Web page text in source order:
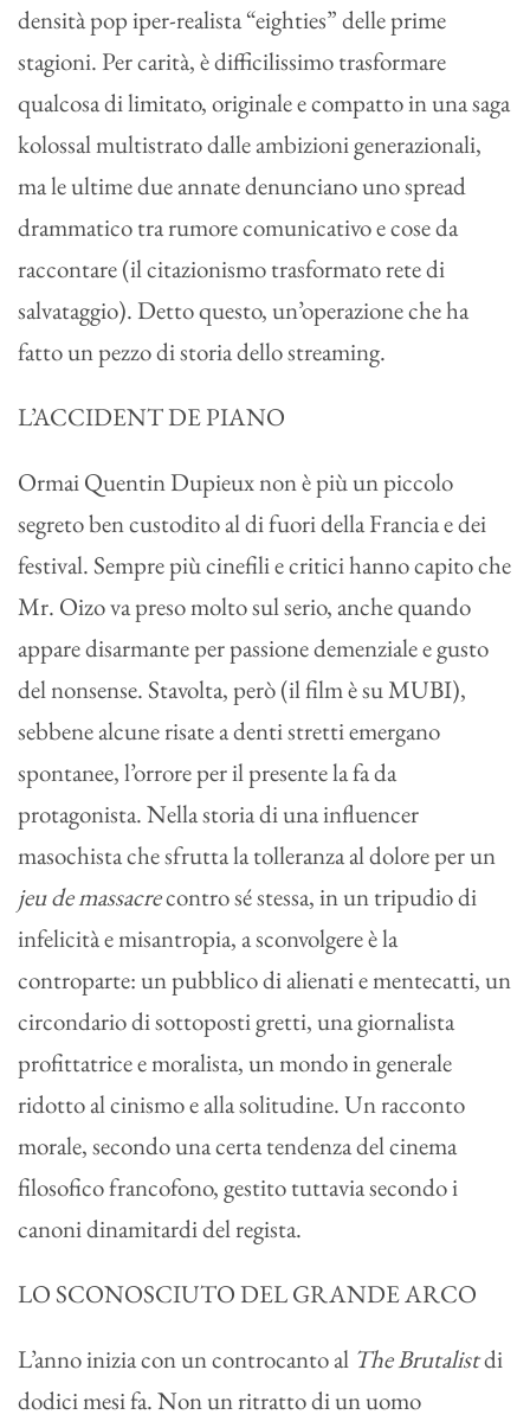
densità pop iper-realista “eighties” delle prime
stagioni. Per carità, è difficilissimo trasformare
qualcosa di limitato, originale e compatto in una saga
kolossal multistrato dalle ambizioni generazionali,
ma le ultime due annate denunciano uno spread
drammatico tra rumore comunicativo e cose da
raccontare (il citazionismo trasformato rete di
salvataggio). Detto questo, un’operazione che ha
fatto un pezzo di storia dello streaming.
L’ACCIDENT DE PIANO
Ormai Quentin Dupieux non è più un piccolo
segreto ben custodito al di fuori della Francia e dei
festival. Sempre più cinefili e critici hanno capito che
Mr. Oizo va preso molto sul serio, anche quando
appare disarmante per passione demenziale e gusto
del nonsense. Stavolta, però (il film è su MUBI),
sebbene alcune risate a denti stretti emergano
spontanee, l’orrore per il presente la fa da
protagonista. Nella storia di una influencer
masochista che sfrutta la tolleranza al dolore per un
jeu de massacrecontro sé stessa, in un tripudio di
infelicità e misantropia, a sconvolgere è la
controparte: un pubblico di alienati e mentecatti, un
circondario di sottoposti gretti, una giornalista
profittatrice e moralista, un mondo in generale
ridotto al cinismo e alla solitudine. Un racconto
morale, secondo una certa tendenza del cinema
filosofico francofono, gestito tuttavia secondo i
canoni dinamitardi del regista.
LO SCONOSCIUTO DEL GRANDE ARCO
L’anno inizia con un controcanto al The Brutalistdi
dodici mesi fa. Non un ritratto di un uomo